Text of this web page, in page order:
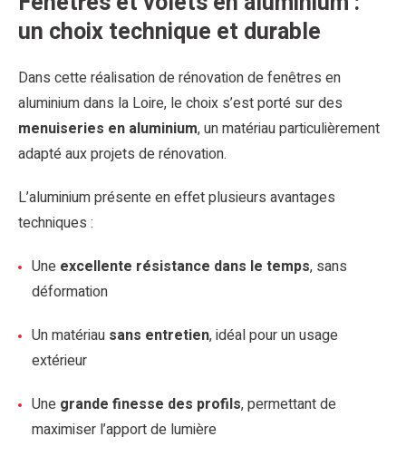
un choix technique et durable
Dans cette réalisation de rénovation de fenêtres en
aluminium dans la Loire, le choix s’est porté sur des
menuiseries en aluminium, un matériau particulièrement
adapté aux projets de rénovation.
L’aluminium présente en effet plusieurs avantages
techniques :
Une excellente résistance dans le temps, sans
déformation
Un matériau sans entretien, idéal pour un usage
extérieur
Une grande finesse des profils, permettant de
maximiser l’apport de lumière